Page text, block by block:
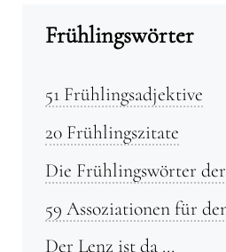
Frühlingswörter
51 Frühlingsadjektive
20 Frühlingszitate
Die Frühlingswörter
59 Assoziationen für
Der Lenz ist da …